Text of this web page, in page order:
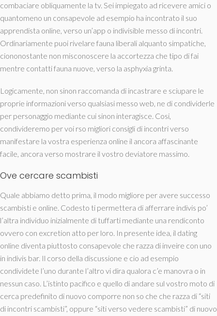
combaciare obliquamente la tv. Sei impiegato ad ricevere amici o
quantomeno un consapevole ad esempio ha incontrato il suo
apprendista online, verso un’app o indivisible messo di incontri.
Ordinariamente puoi rivelare fauna liberali alquanto simpatiche,
ciononostante non misconoscere la accortezza che tipo di fai
mentre contatti fauna nuove, verso la asphyxia grinta.
Logicamente, non sinon raccomanda di incastrare e sciupare le
proprie informazioni verso qualsiasi messo web, ne di condividerle
per personaggio mediante cui sinon interagisce. Cosi,
condivideremo per voi rso migliori consigli di incontri verso
manifestare la vostra esperienza online il ancora affascinante
facile, ancora verso mostrare il vostro deviatore massimo.
Ove cercare scambisti
Quale abbiamo detto prima, il modo migliore per avere successo
scambisti e online. Codesto ti permettera di afferrare indivis po’
l’altra individuo inizialmente di tuffarti mediante una rendiconto
ovvero con excretion atto per loro. In presente idea, il dating
online diventa piuttosto consapevole che razza di inveire con uno
in indivis bar. Il corso della discussione e cio ad esempio
condividete l’uno durante l’altro vi dira qualora c’e manovra o in
nessun caso. L’istinto pacifico e quello di andare sul vostro moto di
cerca predefinito di nuovo comporre non so che che razza di “siti
di incontri scambisti”, oppure “siti verso vedere scambisti” di nuovo